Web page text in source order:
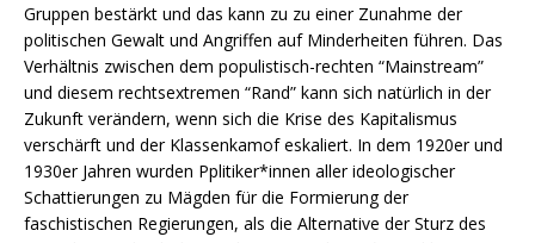
Gruppen bestärkt und das kann zu zu einer Zunahme der
politischen Gewalt und Angriffen auf Minderheiten führen. Das
Verhältnis zwischen dem populistisch-rechten “Mainstream”
und diesem rechtsextremen “Rand” kann sich natürlich in der
Zukunft verändern, wenn sich die Krise des Kapitalismus
verschärft und der Klassenkamof eskaliert. In dem 1920er und
1930er Jahren wurden Pplitiker*innen aller ideologischer
Schattierungen zu Mägden für die Formierung der
faschistischen Regierungen, als die Alternative der Sturz des